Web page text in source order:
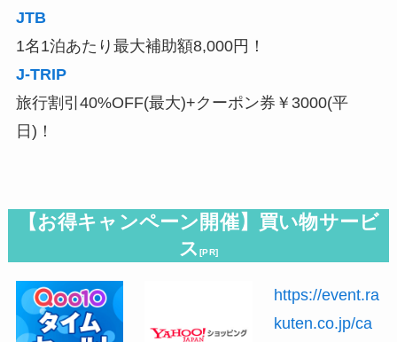
JTB
1名1泊あたり最大補助額8,000円！
J-TRIP
旅行割引40%OFF(最大)+クーポン券￥3000(平
日)！
【お得キャンペーン開催】買い物サービ
ス[PR]
https://event.ra
kuten.co.jp/ca